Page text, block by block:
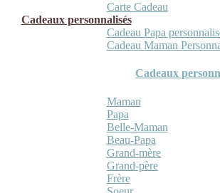
Carte Cadeau
Cadeaux personnalisés
Cadeau Papa
Cadeau Maman
Cadeaux
Maman
Papa
Belle-Maman
Beau-Papa
Grand-mère
Grand-père
Frère